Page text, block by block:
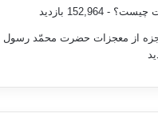
چیست؟ - 152,964 بازدید
از معجزات حضرت محمّد رسول